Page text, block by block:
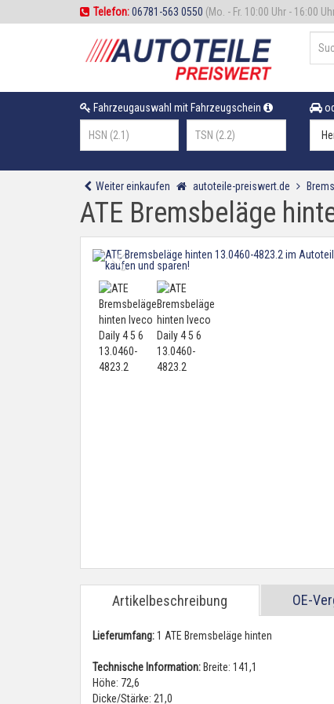
Telefon:06781-563 0550 (Mo. - Fr. 10:00 Uhr - 16:00
Fahrzeugauswahl mit Fahrzeugschein
Weiter einkaufen autoteile-preiswert.de
ATE Bremsbeläge
Artikelbeschreibung OE-
Lieferumfang:1 ATE Bremsbeläge hinten
Technische Information: Breite: 141,1
Höhe: 72,6
Dicke/Stärke: 21,0